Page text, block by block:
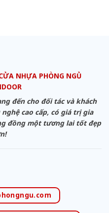
NHỰA PHÒNG NGỦ
đến cho đối tác và khách
cao cấp, có giá trị gia
đồng một tương lai tốt đẹp